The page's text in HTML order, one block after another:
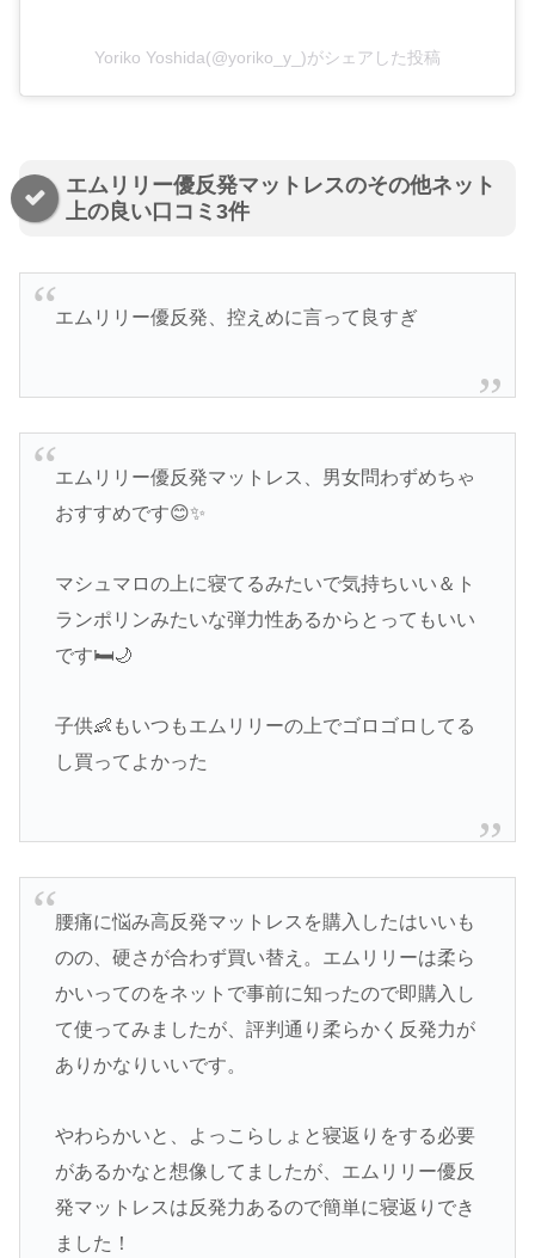
Yoriko Yoshida(@yoriko_y_)がシェアした投稿
エムリリー優反発マットレスのその他ネット
上の良い口コミ3件
エムリリー優反発、控えめに言って良すぎ
エムリリー優反発マットレス、男女問わずめちゃ
おすすめです😊✨
マシュマロの上に寝てるみたいで気持ちいい＆ト
ランポリンみたいな弾力性あるからとってもいい
です🛏🌙
子供👶もいつもエムリリーの上でゴロゴロしてる
し買ってよかった
腰痛に悩み高反発マットレスを購入したはいいも
のの、硬さが合わず買い替え。エムリリーは柔ら
かいってのをネットで事前に知ったので即購入し
て使ってみましたが、評判通り柔らかく反発力が
ありかなりいいです。
やわらかいと、よっこらしょと寝返りをする必要
があるかなと想像してましたが、エムリリー優反
発マットレスは反発力あるので簡単に寝返りでき
ました！